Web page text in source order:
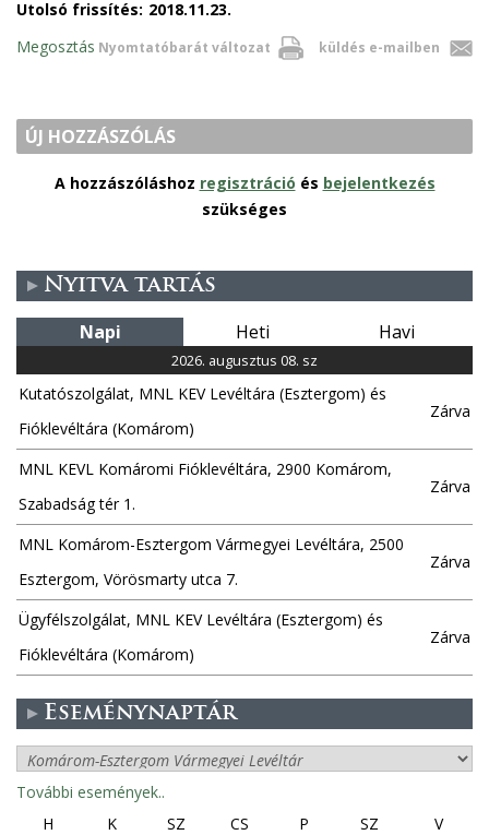
Utolsó frissítés: 2018.11.23.
Nyomtatóbarát változat küldés e-mailben
Megosztás
ÚJ HOZZÁSZÓLÁS
A hozzászóláshoz regisztráció és bejelentkezés
szükséges
Nyitva tartás
Napi Heti Havi
2026. augusztus 08. sz
Kutatószolgálat, MNL KEV Levéltára (Esztergom) és
Fióklevéltára (Komárom)
Zárva
MNL KEVL Komáromi Fióklevéltára, 2900 Komárom,
Szabadság tér 1.
Zárva
MNL Komárom-Esztergom Vármegyei Levéltára, 2500
Esztergom, Vörösmarty utca 7.
Zárva
Ügyfélszolgálat, MNL KEV Levéltára (Esztergom) és
Fióklevéltára (Komárom)
Zárva
Eseménynaptár
További események..
H
K SZ CS P SZ
V